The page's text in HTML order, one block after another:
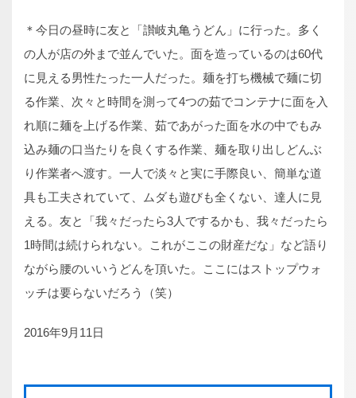
＊今日の昼時に友と「讃岐丸亀うどん」に行った。多く
の人が店の外まで並んでいた。面を造っているのは60代
に見える男性たった一人だった。麺を打ち機械で麺に切
る作業、次々と時間を測って4つの茹でコンテナに面を入
れ順に麺を上げる作業、茹であがった面を水の中でもみ
込み麺の口当たりを良くする作業、麺を取り出しどんぶ
り作業者へ渡す。一人で淡々と実に手際良い、簡単な道
具も工夫されていて、ムダも遊びも全くない、達人に見
える。友と「我々だったら3人でするかも、我々だったら
1時間は続けられない。これがここの財産だな」など語り
ながら腰のいいうどんを頂いた。ここにはストップウォ
ッチは要らないだろう（笑）
2016年9月11日